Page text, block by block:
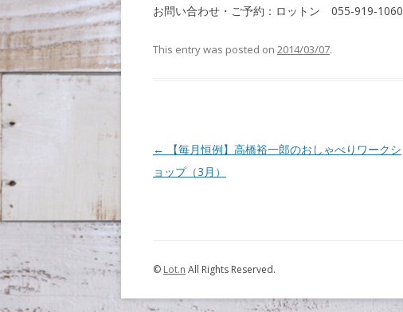
お問い合わせ・ご予約：ロットン 055-919-1060
This entry was posted on 2014/03/07.
Post navigation
←
【毎月恒例】高橋裕一郎のおしゃべりワークシ
ョップ（3月）
© Lot.n All Rights Reserved.